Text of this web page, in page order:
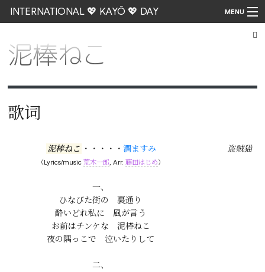
INTERNATIONAL 💖 KAYŌ 💖 DAY MENU
泥棒ねこ
歌词
泥棒ねこ ・・・・・ 潤ますみ
（Lyrics/music荒木一郎, Arr.藤田はじめ）
一、
ひなびた街の　裏通り
酔いどれ私に　風が言う
お前はチンケな　泥棒ねこ
夜の隅っこで　泣いたりして
二、
盗贼猫